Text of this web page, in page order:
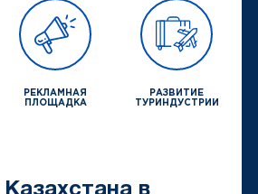
РЕКЛАМНАЯ
ПЛОЩАДКА
РАЗВИТИЕ
ТУРИНДУСТРИИ